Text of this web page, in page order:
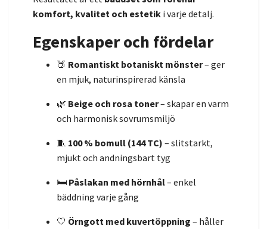
komfort, kvalitet och estetik i varje detalj.
Egenskaper och fördelar
🍑 Romantiskt botaniskt mönster– ger
en mjuk, naturinspirerad känsla
🌿 Beige och rosa toner– skapar en varm
och harmonisk sovrumsmiljö
🧵 100 % bomull (144 TC) – slitstarkt,
mjukt och andningsbart tyg
🛏️ Påslakan med hörnhål– enkel
bäddning varje gång
🤍 Örngott med kuvertöppning – håller